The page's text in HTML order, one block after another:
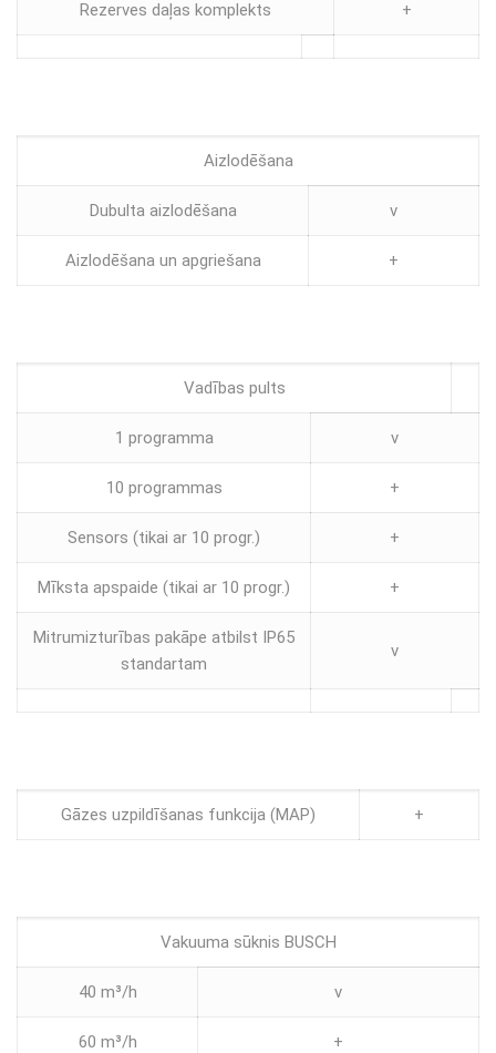
Rezerves daļas komplekts +
Aizlodēšana
Dubulta aizlodēšana v
Aizlodēšana un apgriešana +
Vadības pults
1 programma v
10 programmas +
Sensors (tikai ar 10 progr.) +
Mīksta apspaide (tikai ar 10 progr.) +
Mitrumizturības pakāpe atbilst IP65
standartam
v
Gāzes uzpildīšanas funkcija (MAP) +
Vakuuma sūknis BUSCH
40 m³/h v
60 m³/h +